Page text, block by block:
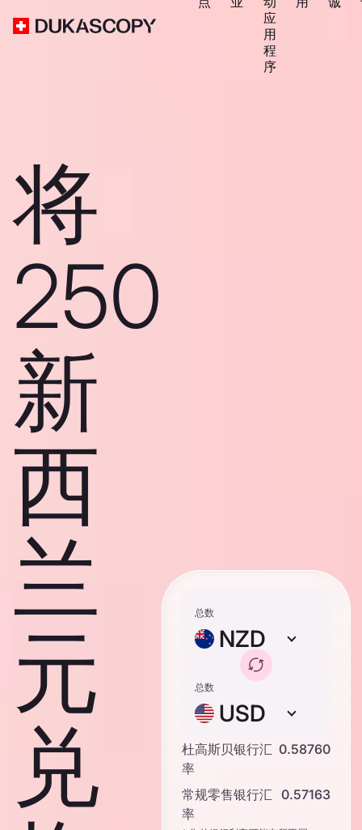
应
用
程
序
将
250
新
西
兰
元
兑
总数
NZD
总数
USD
杜高斯贝银行汇
率
0.58760
常规零售银行汇
率
0.57163